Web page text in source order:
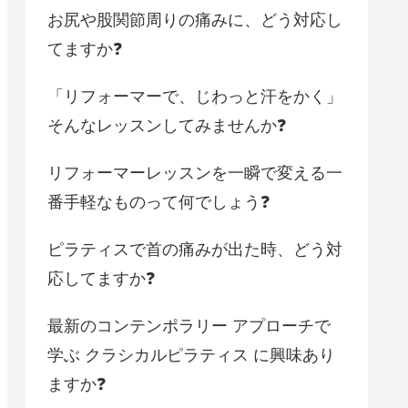
お尻や股関節周りの痛みに、どう対応し
てますか❓
「リフォーマーで、じわっと汗をかく」
そんなレッスンしてみませんか❓
リフォーマーレッスンを一瞬で変える一
番手軽なものって何でしょう❓
ピラティスで首の痛みが出た時、どう対
応してますか❓
最新のコンテンポラリー アプローチで
学ぶ クラシカルピラティス に興味あり
ますか❓